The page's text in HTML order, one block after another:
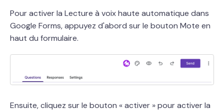
Pour activer la Lecture à voix haute automatique dans
Google Forms, appuyez d'abord sur le bouton Mote en
haut du formulaire.
Ensuite, cliquez sur le bouton « activer » pour activer la